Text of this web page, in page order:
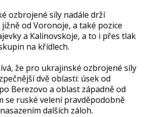
ozbrojené síly nadále drží
od Voronoje, a také pozice
a Kalinovskoje, a to i přes tlak
na křídlech.
že pro ukrajinské ozbrojené síly
dvě oblasti: úsek od
Berezovo a oblast západně od
se ruské velení pravděpodobně
dalších záloh.